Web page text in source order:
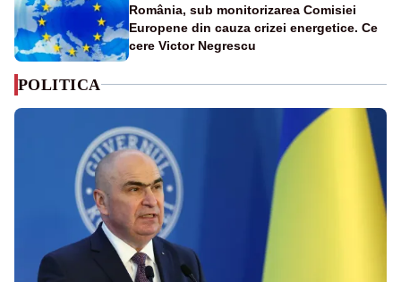
România, sub monitorizarea Comisiei
Europene din cauza crizei energetice. Ce
cere Victor Negrescu
POLITICA